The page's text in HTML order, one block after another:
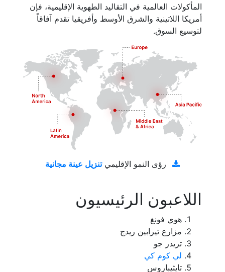
المأكولات العالمية في التقاليد الطهوية الإقليمية، فإن
أمريكا اللاتينية والشرق الأوسط وأفريقيا تقدم آفاقاً
لتوسيع السوق.
رؤى النمو الإقليمي
اللاعبون الرئيسيون
هوي فونغ
مزارع تيرابين ريدج
تريدر جو
لي كوم كي
تايثيباروس